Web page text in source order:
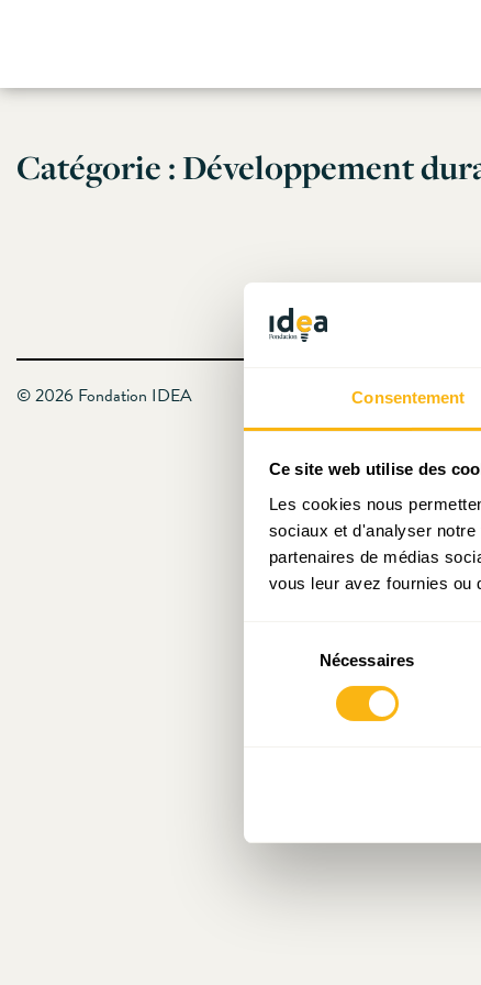
Consentement
Ce site web utilise des
Les cookies nous
sociaux et d'analyser
partenaires de médias
vous leur avez fournies ou
consentement
Nécessaires
content
Catégorie :Développement
© 2026 Fondation IDEA